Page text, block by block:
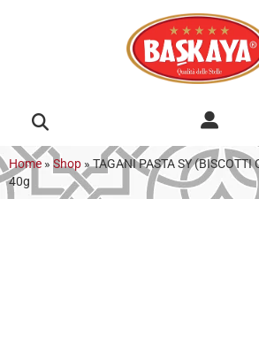
Home » Shop »TAGANI PASTA SY (BISCOTTI
40g